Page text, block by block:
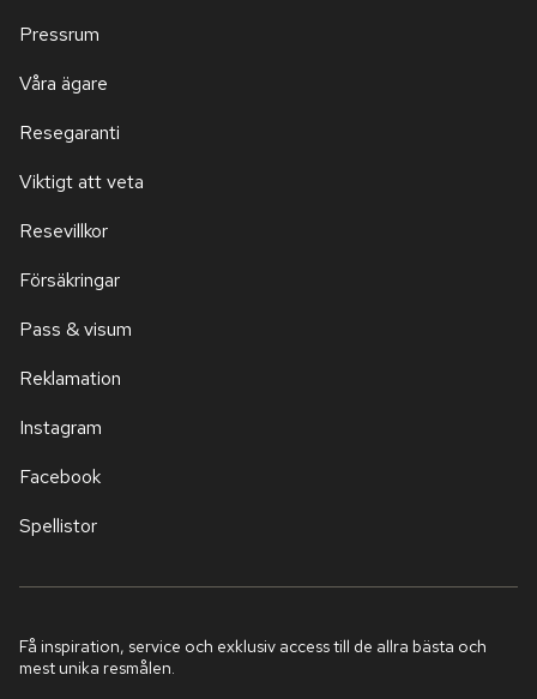
Pressrum
Våra ägare
Resegaranti
Viktigt att veta
Resevillkor
Försäkringar
Pass & visum
Reklamation
Instagram
Facebook
Spellistor
Få inspiration, service och exklusiv access till de allra bästa och
mest unika resmålen.